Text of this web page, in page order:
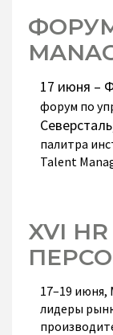
17 июня –
форум по
палитра
Talent
XVI
17–19
лидеры